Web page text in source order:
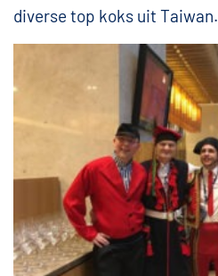
diverse top koks uit Taiwan.